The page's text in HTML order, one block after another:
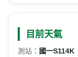
目前天氣
測站： 國一S114K